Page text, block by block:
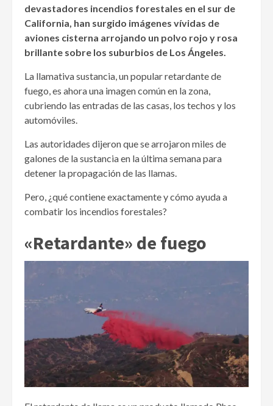
devastadores incendios forestales en el sur de
California, han surgido imágenes vívidas de
aviones cisterna arrojando un polvo rojo y rosa
brillante sobre los suburbios de Los Ángeles.
La llamativa sustancia, un popular retardante de
fuego, es ahora una imagen común en la zona,
cubriendo las entradas de las casas, los techos y los
automóviles.
Las autoridades dijeron que se arrojaron miles de
galones de la sustancia en la última semana para
detener la propagación de las llamas.
Pero, ¿qué contiene exactamente y cómo ayuda a
combatir los incendios forestales?
«Retardante» de fuego